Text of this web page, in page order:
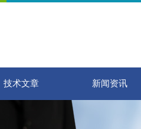
技术文章 新闻资讯